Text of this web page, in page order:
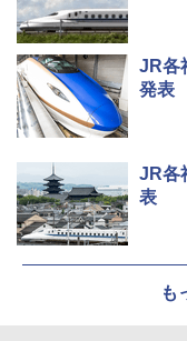
JR各
発表
JR各
表
も